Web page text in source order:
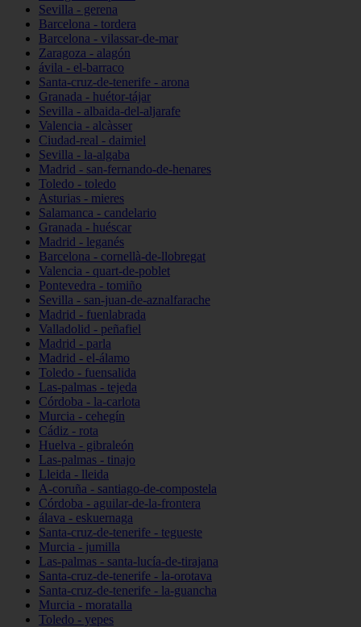
Sevilla - gerena
Barcelona - tordera
Barcelona - vilassar-de-mar
Zaragoza - alagón
ávila - el-barraco
Santa-cruz-de-tenerife - arona
Granada - huétor-tájar
Sevilla - albaida-del-aljarafe
Valencia - alcàsser
Ciudad-real - daimiel
Sevilla - la-algaba
Madrid - san-fernando-de-henares
Toledo - toledo
Asturias - mieres
Salamanca - candelario
Granada - huéscar
Madrid - leganés
Barcelona - cornellà-de-llobregat
Valencia - quart-de-poblet
Pontevedra - tomiño
Sevilla - san-juan-de-aznalfarache
Madrid - fuenlabrada
Valladolid - peñafiel
Madrid - parla
Madrid - el-álamo
Toledo - fuensalida
Las-palmas - tejeda
Córdoba - la-carlota
Murcia - cehegín
Cádiz - rota
Huelva - gibraleón
Las-palmas - tinajo
Lleida - lleida
A-coruña - santiago-de-compostela
Córdoba - aguilar-de-la-frontera
álava - eskuernaga
Santa-cruz-de-tenerife - tegueste
Murcia - jumilla
Las-palmas - santa-lucía-de-tirajana
Santa-cruz-de-tenerife - la-orotava
Santa-cruz-de-tenerife - la-guancha
Murcia - moratalla
Toledo - yepes